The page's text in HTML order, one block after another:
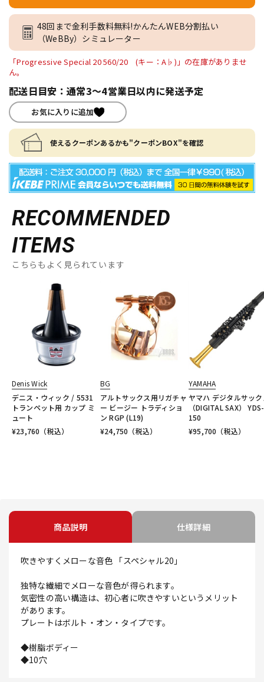
48回まで金利手数料無料!かんたんWEB分割払い
（WeBBy）シミュレーター
「Progressive Special 20 560/20 (キー：A♭)」の在庫がありませ
ん。
配送日目安：通常3～4営業日以内に発送予定
お気に入りに追加
使えるクーポンあるかも"クーポンBOX"を確認
RECOMMENDED
ITEMS
こちらもよく見られています
Denis Wick
デニス・ウィック / 5531
トランペット用 カップ ミ
ュート
¥23,760 （税込）
BG
アルトサックス用リガチャ
ー ビージー トラディショ
ン RGP (L19)
¥24,750 （税込）
YAMAHA
ヤマハ デジタルサッ
（DIGITAL SAX） YDS-
150
¥95,700 （税込）
商品説明 仕様詳細
吹きやすくメローな音色 「スペシャル20」
独特な繊細でメローな音色が得られます。
気密性の高い構造は、初心者に吹きやすいというメリット
があります。
プレートはボルト・オン・タイプです。
◆樹脂ボディー
◆10穴